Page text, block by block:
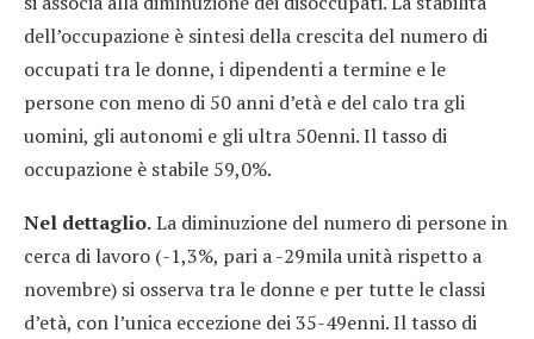
dell’occupazione è sintesi della crescita del numero di
occupati tra le donne, i dipendenti a termine e le
persone con meno di 50 anni d’età e del calo tra gli
uomini, gli autonomi e gli ultra 50enni. Il tasso di
occupazione è stabile 59,0%.
Nel dettaglio.La diminuzione del numero di persone in
cerca di lavoro (-1,3%, pari a -29mila unità rispetto a
novembre) si osserva tra le donne e per tutte le classi
d’età, con l’unica eccezione dei 35-49enni. Il tasso di